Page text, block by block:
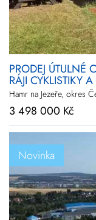
PRODEJ
RÁJI CYKLISTIKY
Hamr na Jezeře, okres
3 498 000 Kč
Novinka